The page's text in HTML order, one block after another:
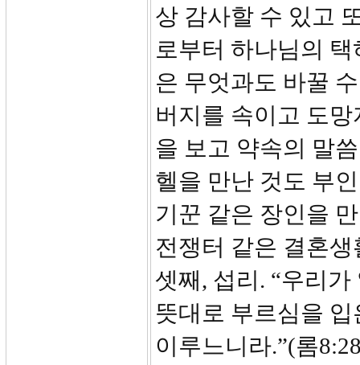
상 감사할 수 있고
로부터 하나님의
은 무엇과도 바꿀
버지를 속이고 도
을 보고 약속의 말
헬을 만난 것도 부
기꾼 같은 장인을
전쟁터 같은 결혼
셋째, 섭리. “우리
뜻대로 부르심을
이루느니라.”(롬